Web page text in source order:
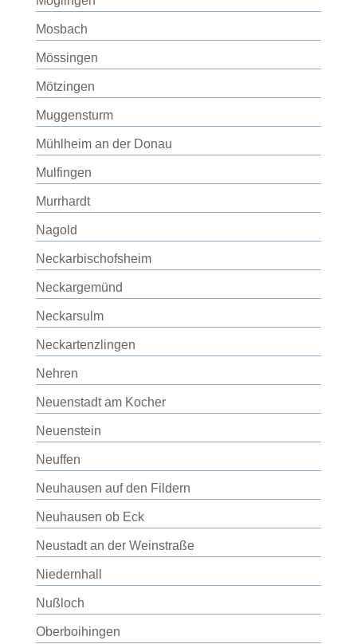
Mosbach
Mössingen
Mötzingen
Muggensturm
Mühlheim an der Donau
Mulfingen
Murrhardt
Nagold
Neckarbischofsheim
Neckargemünd
Neckarsulm
Neckartenzlingen
Nehren
Neuenstadt am Kocher
Neuenstein
Neuffen
Neuhausen auf den Fildern
Neuhausen ob Eck
Neustadt an der Weinstraße
Niedernhall
Nußloch
Oberboihingen